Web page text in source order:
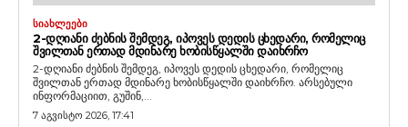
ᲡᲘᲐᲮᲚᲔᲔᲑᲘ
2-ᲓᲦᲘᲐᲜᲘ ᲫᲔᲑᲜᲘᲡ ᲨᲔᲛᲓᲔᲒ, ᲘᲞᲝᲕᲔᲡ ᲓᲔᲓᲘᲡ ᲪᲮᲔᲓᲐᲠᲘ, ᲠᲝᲛᲔᲚᲘᲪ
ᲨᲕᲘᲚᲗᲐᲜ ᲔᲠᲗᲐᲓ ᲛᲓᲘᲜᲐᲠᲔ ᲮᲝᲑᲘᲡᲬᲧᲐᲚᲨᲘ ᲓᲐᲘᲮᲠᲩᲝ
2-დღიანი ძებნის შემდეგ, იპოვეს დედის ცხედარი, რომელიც
შვილთან ერთად მდინარე ხობისწყალში დაიხრჩო. არსებული
ინფორმაციით, გუშინ,...
7 აგვისტო 2026, 17:41